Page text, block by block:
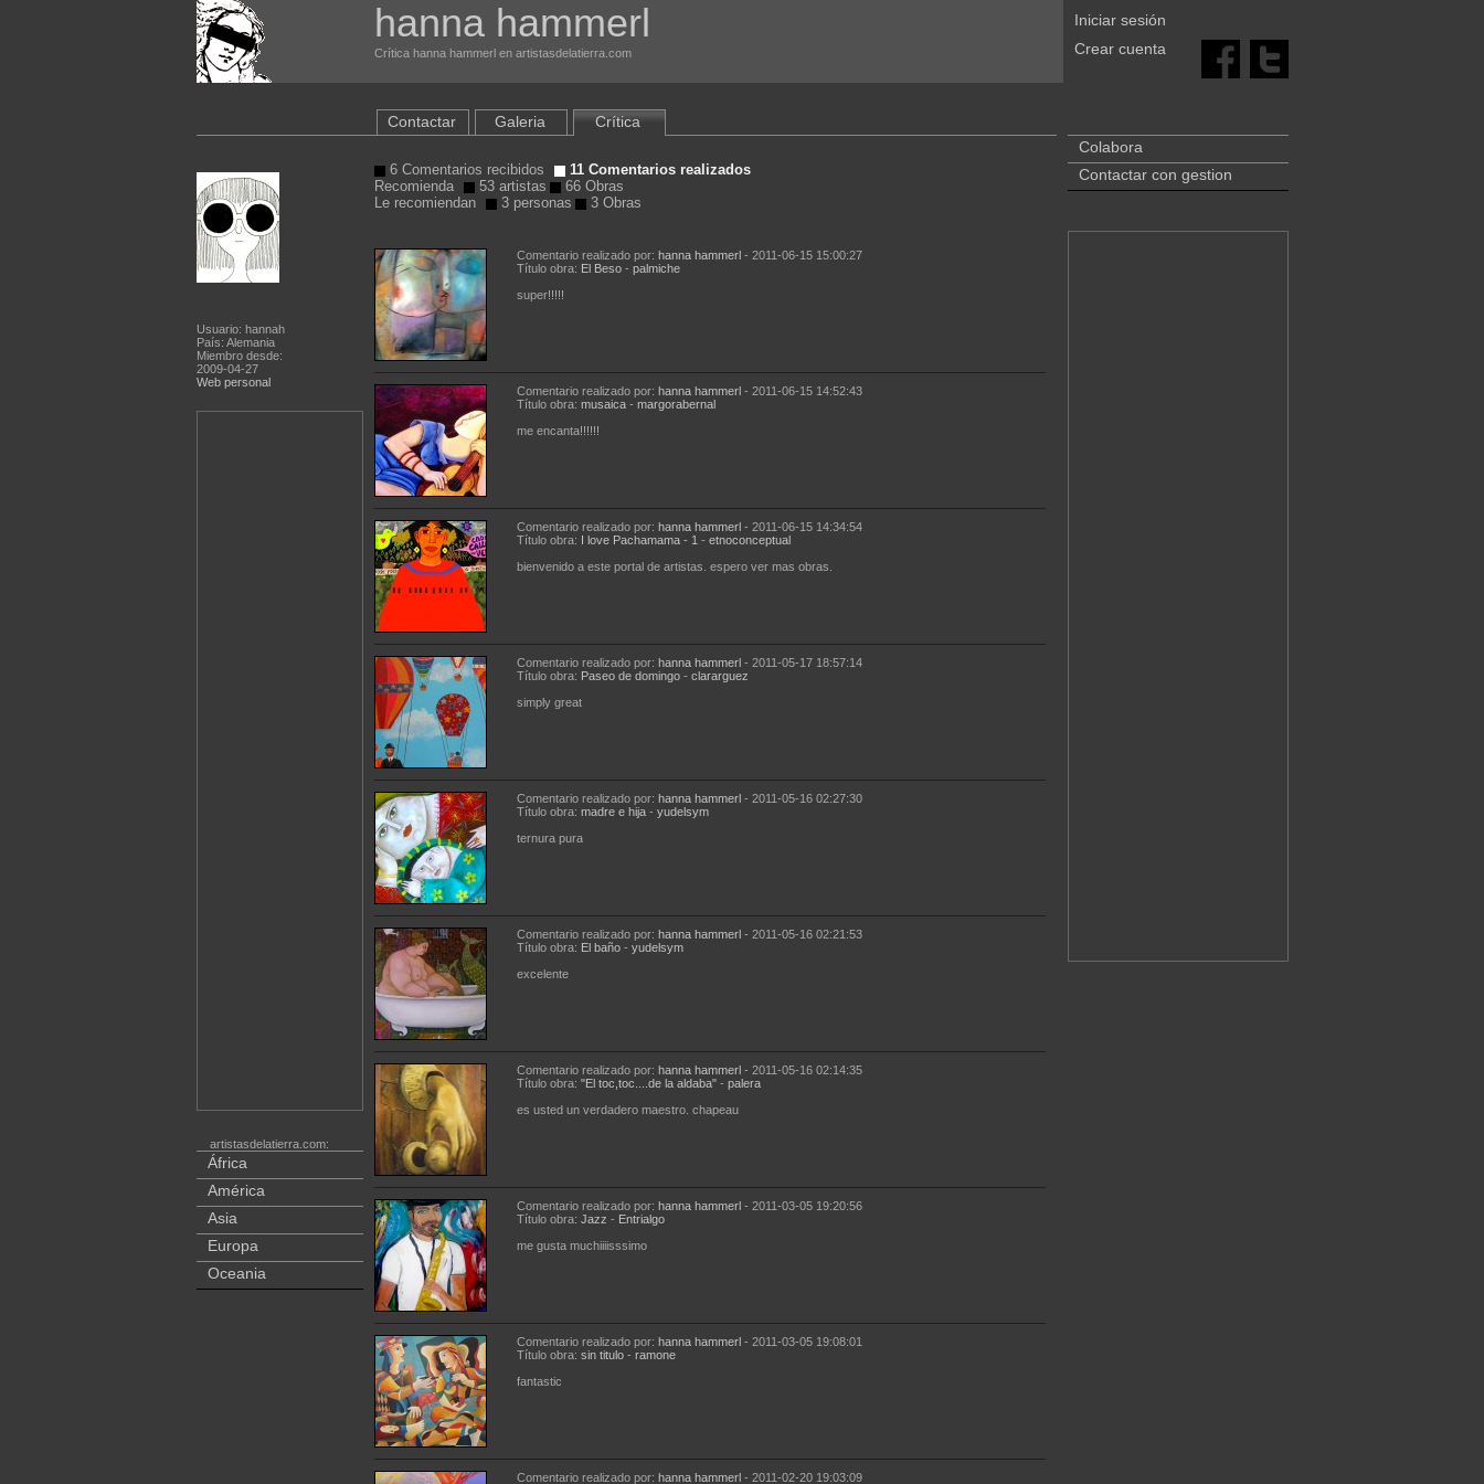
hanna hammerl
Crítica hanna hammerl en artistasdelatierra.com
Iniciar sesión
Crear cuenta
Usuario: hannah
País: Alemania
Miembro desde:
2009-04-27
Web personal
artistasdelatierra.com:
África
América
Asia
Europa
Oceania
Contactar Galeria Crítica
6 Comentarios recibidos
11 Comentarios realizados
Recomienda
53 artistas
66 Obras
Le recomiendan
3 personas 3 Obras
Comentario realizado por: hanna hammerl- 2011-06-15 15:00:27
Título obra: El Beso- palmiche
super!!!!!
Comentario realizado por: hanna hammerl- 2011-06-15 14:52:43
Título obra: musaica- margorabernal
me encanta!!!!!!
Comentario realizado por: hanna hammerl- 2011-06-15 14:34:54
Título obra: I love Pachamama - 1 - etnoconceptual
bienvenido a este portal de artistas. espero ver mas obras.
Comentario realizado por: hanna hammerl- 2011-05-17 18:57:14
Título obra: Paseo de domingo- clararguez
simply great
Comentario realizado por: hanna hammerl- 2011-05-16 02:27:30
Título obra: madre e hija- yudelsym
ternura pura
Comentario realizado por: hanna hammerl- 2011-05-16 02:21:53
Título obra: El baño- yudelsym
excelente
Comentario realizado por: hanna hammerl- 2011-05-16 02:14:35
Título obra: "El toc,toc....de la aldaba"- palera
es usted un verdadero maestro. chapeau
Comentario realizado por: hanna hammerl- 2011-03-05 19:20:56
Título obra: Jazz - Entrialgo
me gusta muchiiiisssimo
Comentario realizado por: hanna hammerl- 2011-03-05 19:08:01
Título obra: sin titulo- ramone
fantastic
Comentario realizado por: hanna hammerl- 2011-02-20 19:03:09
Colabora
Contactar con gestion